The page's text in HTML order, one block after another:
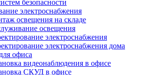
безопасности
электроснабжения
освещения на складе
освещения
электроснабжения
электроснабжения дома
офиса
видеонаблюдения в офисе
СКУД в офисе